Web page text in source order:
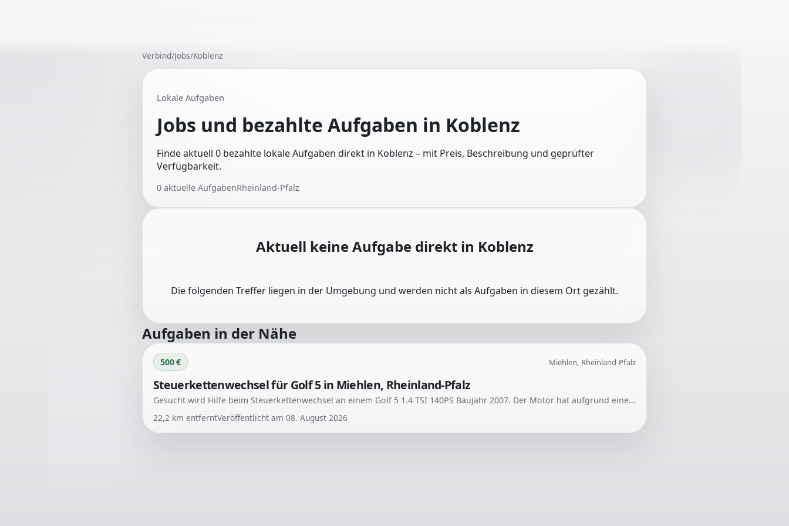
Verbind/Jobs/Koblenz
Lokale Aufgaben
Jobs und bezahlte Aufgaben in Koblenz
Finde aktuell 0 bezahlte lokale Aufgaben direkt in Koblenz – mit Preis, Beschreibung und geprüfter
Verfügbarkeit.
0 aktuelle AufgabenRheinland-Pfalz
Aktuell keine Aufgabe direkt in Koblenz
Die folgenden Treffer liegen in der Umgebung und werden nicht als Aufgaben in diesem Ort gezählt.
Aufgaben in der Nähe
500 € Miehlen, Rheinland-Pfalz
Steuerkettenwechsel für Golf 5 in Miehlen, Rheinland-Pfalz
Gesucht wird Hilfe beim Steuerkettenwechsel an einem Golf 5 1.4 TSI 140PS Baujahr 2007. Der Motor hat aufgrund eines Steuerketten-Schadens blockiert, und alle benötigten Teile sind vorhanden.
22,2 km entferntVeröffentlicht am 08. August 2026